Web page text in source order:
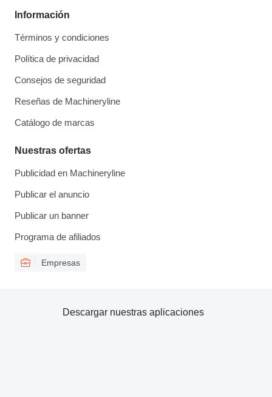
Información
Términos y condiciones
Política de privacidad
Consejos de seguridad
Reseñas de Machineryline
Catálogo de marcas
Nuestras ofertas
Publicidad en Machineryline
Publicar el anuncio
Publicar un banner
Programa de afiliados
Empresas
Descargar nuestras aplicaciones